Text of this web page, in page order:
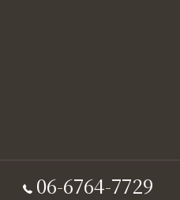
06-6764-7729